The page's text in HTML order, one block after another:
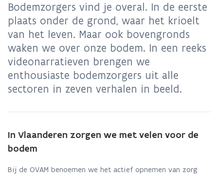
Bodemzorgers vind je overal. In de eerste
plaats onder de grond, waar het krioelt
van het leven. Maar ook bovengronds
waken we over onze bodem. In een reeks
videonarratieven brengen we
enthousiaste bodemzorgers uit alle
sectoren in zeven verhalen in beeld.
In Vlaanderen zorgen we met velen voor de
bodem
Bij de OVAM benoemen we het actief opnemen van zorg